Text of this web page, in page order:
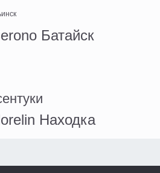
Батайск
Находка